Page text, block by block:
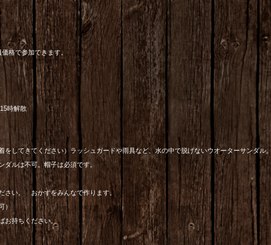
で参加できます。
時解散
してきてください）ラッシュガードや雨具など、水の中で脱げないウオーターサンダル。
ダルは不可。帽子は必須です。
さい。 おかずをみんなで作ります。
）
お持ちください。